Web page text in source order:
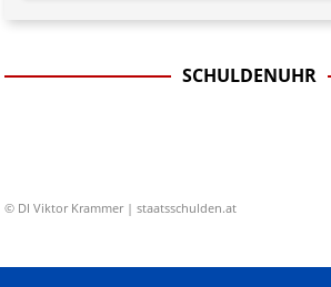
SCHULDENUHR
© DI Viktor Krammer | staatsschulden.at